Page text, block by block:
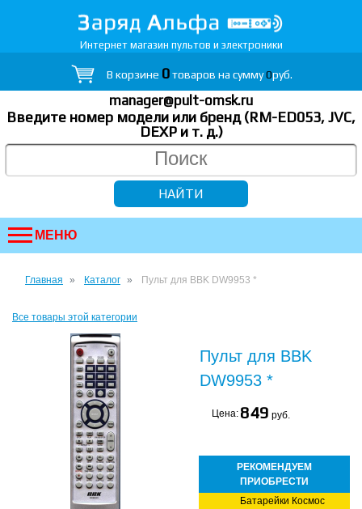
Интернет магазин пультов и электроники
В корзине 0товаров на сумму0руб.
manager@pult-omsk.ru
Введите номер модели или бренд (RM-ED053, JVC,
DEXP и т. д.)
МЕНЮ
Главная Каталог Пульт для BBK DW9953 *
Все товары этой категории
Пульт для BBK
DW9953 *
Цена: 849 руб.
РЕКОМЕНДУЕМ
ПРИОБРЕСТИ
Батарейки Космос